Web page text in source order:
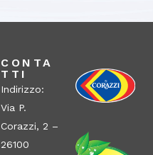
CONTA
TTI
Indirizzo:
Via P.
Corazzi, 2 –
26100